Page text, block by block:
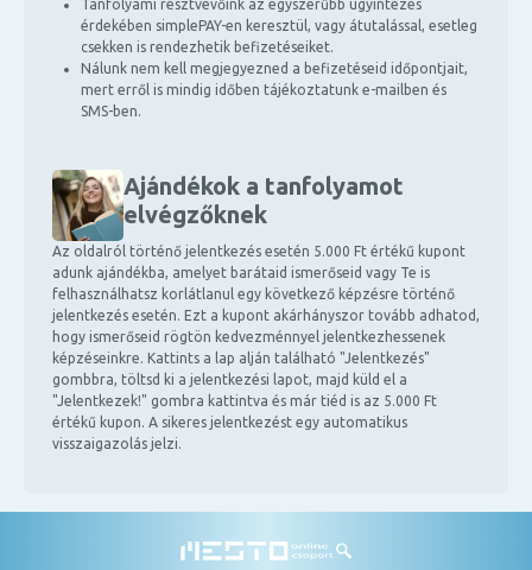
Tanfolyami résztvevőink az egyszerűbb ügyintézés
érdekében simplePAY-en keresztül, vagy átutalással, esetleg
csekken is rendezhetik befizetéseiket.
Nálunk nem kell megjegyezned a befizetéseid időpontjait,
mert erről is mindig időben tájékoztatunk e-mailben és
SMS-ben.
Ajándékok a tanfolyamot
elvégzőknek
Az oldalról történő jelentkezés esetén 5.000 Ft értékű kupont
adunk ajándékba, amelyet barátaid ismerőseid vagy Te is
felhasználhatsz korlátlanul egy következő képzésre történő
jelentkezés esetén. Ezt a kupont akárhányszor tovább adhatod,
hogy ismerőseid rögtön kedvezménnyel jelentkezhessenek
képzéseinkre. Kattints a lap alján található "Jelentkezés"
gombbra, töltsd ki a jelentkezési lapot, majd küld el a
"Jelentkezek!" gombra kattintva és már tiéd is az 5.000 Ft
értékű kupon. A sikeres jelentkezést egy automatikus
visszaigazolás jelzi.